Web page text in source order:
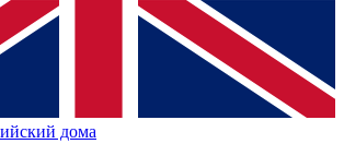
дома